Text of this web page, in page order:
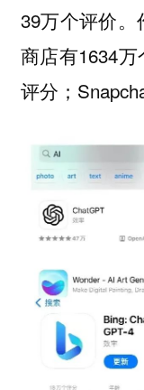
39万个评价。
商店有1634万
评分；